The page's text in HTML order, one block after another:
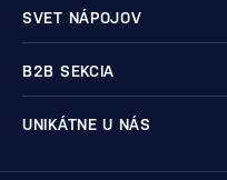
SVET NÁPOJOV
B2B SEKCIA
UNIKÁTNE U NÁS